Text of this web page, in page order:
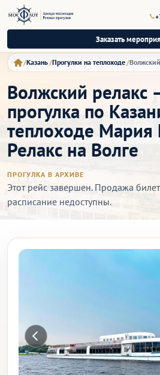
Заказать
Казань Прогулки на теплоходе
Волжский релакс
прогулка по
теплоходе Мария
Релакс на Волге
ПРОГУЛКА В АРХИВЕ
Этот рейс завершен. Продажа
расписание недоступны.